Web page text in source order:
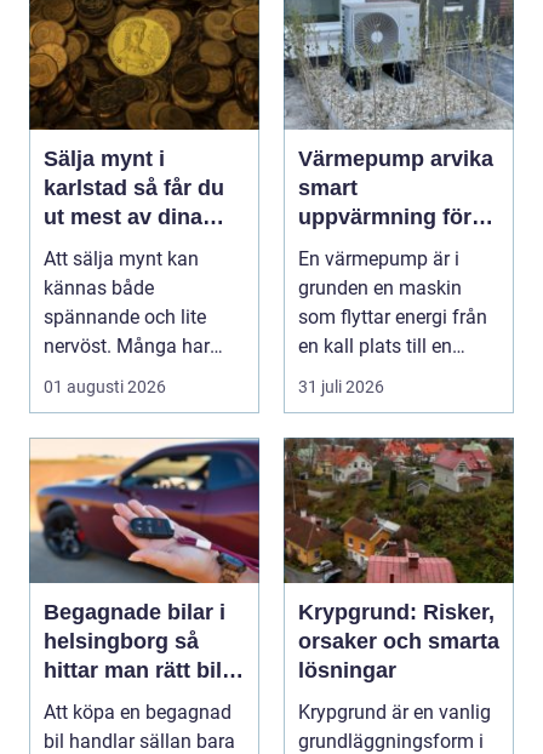
Sälja mynt i
karlstad så får du
ut mest av dina
samlingar
Att sälja mynt kan
kännas både
spännande och lite
nervöst. Många har
ärvt mynt, hittat gamla
01 augusti 2026
Värmepump arvika
smart
uppvärmning för
värmländskt klimat
En värmepump är i
grunden en maskin
som flyttar energi från
en kall plats till en
varm. Den använder...
31 juli 2026
Begagnade bilar i
helsingborg så
hittar man rätt bil
till rätt pris
Att köpa en begagnad
bil handlar sällan bara
Krypgrund: Risker,
orsaker och smarta
lösningar
Krypgrund är en vanlig
grundläggningsform i